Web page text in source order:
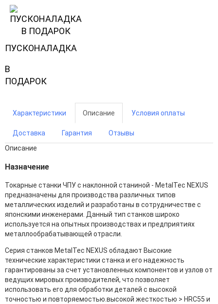
ПУСКОНАЛАДКА
В
ПОДАРОК
Характеристики Описание Условия оплаты
Доставка Гарантия
Отзывы
Описание
Назначение
Токарные станки ЧПУ с наклонной станиной - MetalTec NEXUS
предназначены для производства различных типов
металлических изделий и разработаны в сотрудничестве с
японскими инженерами. Данный тип станков широко
используется на опытных производствах и предприятиях
металлообрабатывающей отрасли.
Серия станков MetalTec NEXUS обладают Высокие
технические характеристики станка и его надежность
гарантированы за счет установленных компонентов и узлов от
ведущих мировых производителей, что позволяет
использовать его для обработки деталей с высокой
точностью и повторяемостью.высокой жесткостью > HRC55 и